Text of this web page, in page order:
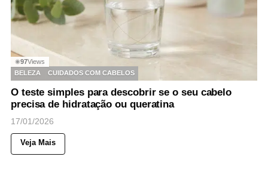
◉97Views
BELEZA
CUIDADOS COM CABELOS
O teste simples para descobrir se o seu cabelo
precisa de hidratação ou queratina
17/01/2026
Veja Mais